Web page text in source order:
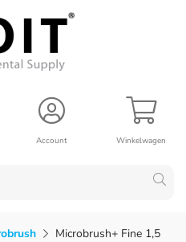
Winkelwagen
Account
Microbrush+ Fine 1,5